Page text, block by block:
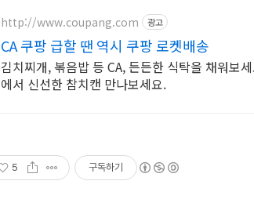
http://www.coupang.com 광고
CA 쿠팡 급할 땐 역시 쿠팡 로켓배송
김치찌개, 볶음밥 등 CA, 든든한 식탁을 채워보
에서 신선한 참치캔 만나보세요.
5 구독하기